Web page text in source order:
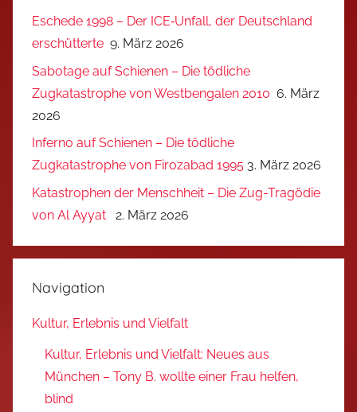
Eschede 1998 – Der ICE‑Unfall, der Deutschland
erschütterte 9. März 2026
Sabotage auf Schienen – Die tödliche
Zugkatastrophe von Westbengalen 2010 6. März
2026
Inferno auf Schienen – Die tödliche
Zugkatastrophe von Firozabad 1995 3. März 2026
Katastrophen der Menschheit – Die Zug-Tragödie
von Al Ayyat
2. März 2026
Navigation
Kultur, Erlebnis und Vielfalt
Kultur, Erlebnis und Vielfalt: Neues aus
München – Tony B. wollte einer Frau helfen,
blind